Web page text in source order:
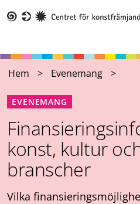
till
Hem Evenemang
EVENEMANG
konst, kultur
branscher
Vilka